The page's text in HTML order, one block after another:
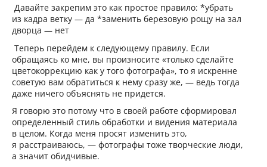
Давайте закрепим это как простое правило: *убрать
из кадра ветку — да *заменить березовую рощу на зал
дворца — нет
Теперь перейдем к следующему правилу. Если
обращаясь ко мне, вы произносите «только сделайте
цветокоррекцию как у того фотографа», то я искренне
советую вам обратиться к нему сразу же, — ведь тогда
даже ничего объяснять не придется.
Я говорю это потому что в своей работе сформировал
определенный стиль обработки и видения материала
в целом. Когда меня просят изменить это,
я расстраиваюсь, — фотографы тоже творческие люди,
а значит обидчивые.